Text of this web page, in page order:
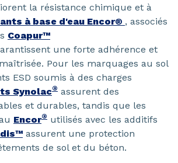
la résistance chimique et à
à base d'eau Encor® , associés
Coapur™
une forte adhérence et
Pour les marquages au sol
ESD soumis à des charges
Synolac® assurent des
et durables, tandis que les
Encor® utilisés avec les additifs
assurent une protection
de sol et du béton.